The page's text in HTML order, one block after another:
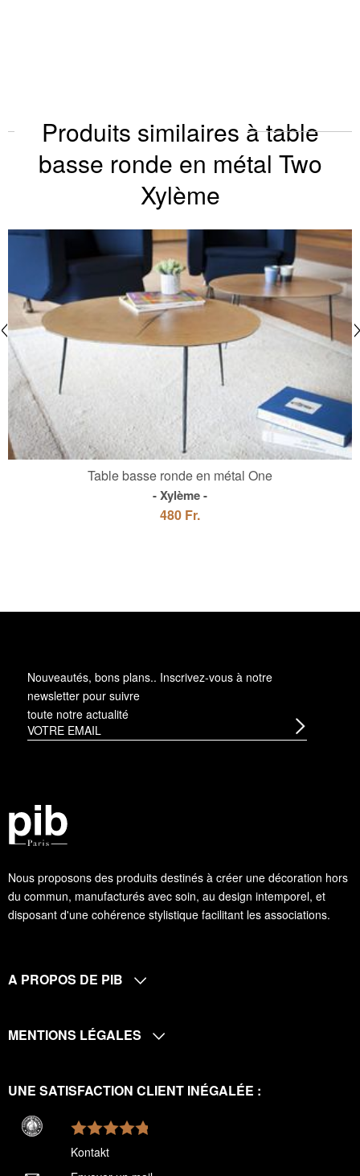
Produits similaires à table
basse ronde en métal Two
Xylème
Table basse ronde en métal One
Xylème
480 Fr.
Nous proposons des produits destinés à créer une décoration hors
du commun, manufacturés avec soin, au design intemporel, et
disposant d'une cohérence stylistique facilitant les associations.
Nouveautés, bons plans.. Inscrivez-vous à notre
newsletter pour suivre
toute notre actualité
A PROPOS DE PIB
MENTIONS LÉGALES
UNE SATISFACTION CLIENT INÉGALÉE :
Kontakt